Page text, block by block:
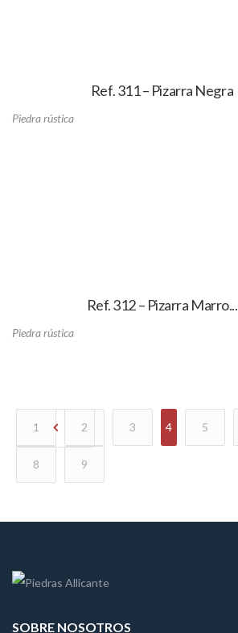
Ref. 311 – Pizarra Negra
Piedra rústica
Ref. 312 – Pizarra Marro...
Piedra rústica
1 2 3 4 5
8 9
SOBRE NOSOTROS